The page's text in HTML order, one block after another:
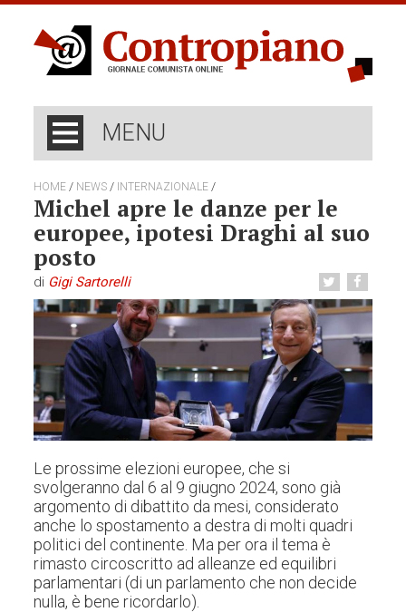
MENU
HOME / NEWS / INTERNAZIONALE /
Michel apre le danze per le
europee, ipotesi Draghi al suo
posto
di Gigi Sartorelli
Le prossime elezioni europee, che si
svolgeranno dal 6 al 9 giugno 2024, sono già
argomento di dibattito da mesi, considerato
anche lo spostamento a destra di molti quadri
politici del continente. Ma per ora il tema è
rimasto circoscritto ad alleanze ed equilibri
parlamentari (di un parlamento che non decide
nulla, è bene ricordarlo).